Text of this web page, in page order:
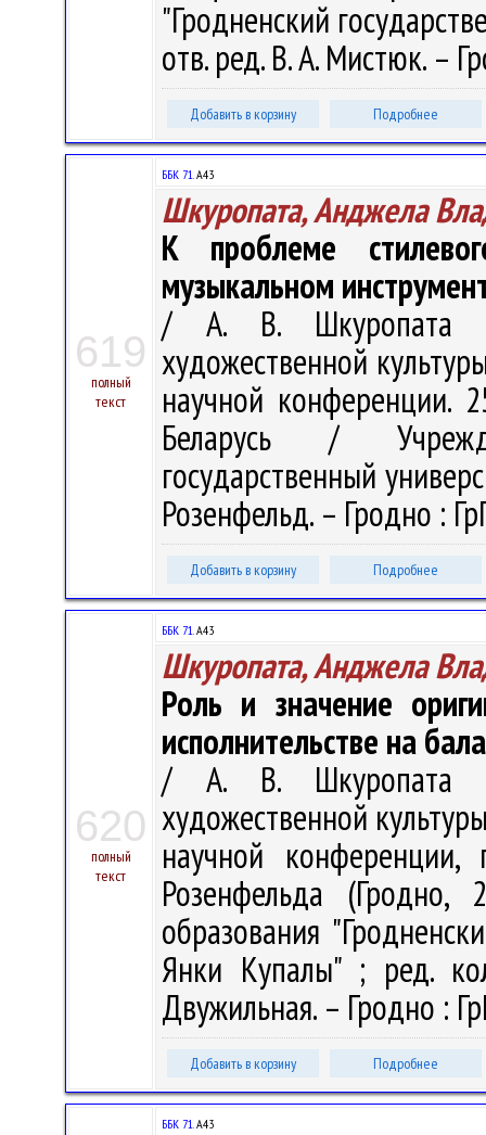
"Гродненский
отв. ред. В. А. Мистюк. –
Добавить в корзину Подробнее
619
полный
текст
ББК 71.А43
Шкуропата, Анджела
К проблеме
музыкальном
/ А. В. Шкуропата //
художественной
научной конференции.
Беларусь /
государственный
Розенфельд. – Гродно :
Добавить в корзину Подробнее
620
полный
текст
ББК 71.А43
Шкуропата, Анджела
Роль и значение
исполнительстве на
/ А. В. Шкуропата //
художественной
научной
Розенфельда
образования
Янки Купалы" ; ред.
Двужильная. – Гродно :
Добавить в корзину Подробнее
ББК 71.А43